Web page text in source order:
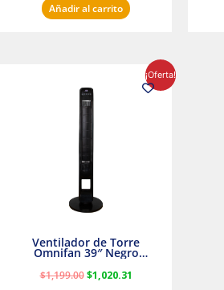
Añadir al carrito
¡Oferta!
Ventilador de Torre
Omnifan 39″ Negro
$1,199.00
original
era:
$1,020.31
precio
actual